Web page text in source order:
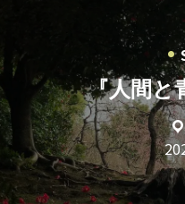
•
『人間と